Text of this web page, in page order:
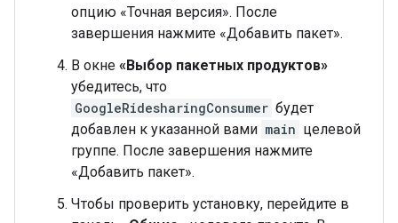
опцию «Точная версия». После
завершения нажмите «Добавить пакет».
В окне «Выбор пакетных продуктов»
убедитесь, что
GoogleRidesharingConsumer будет
добавлен к указанной вами main целевой
группе. После завершения нажмите
«Добавить пакет».
Чтобы проверить установку, перейдите в